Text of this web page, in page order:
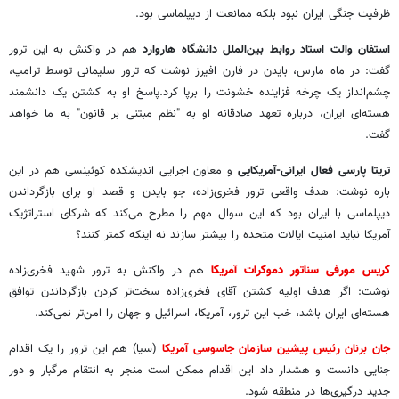
ظرفیت جنگی ایران نبود بلکه ممانعت از دیپلماسی بود.
استفان والت استاد روابط بین‌الملل دانشگاه هاروارد هم در واکنش به این ترور
گفت: در ماه مارس، بایدن در فارن افیرز نوشت که ترور سلیمانی توسط ترامپ،
چشم‌انداز یک چرخه فزاینده خشونت را برپا کرد.پاسخ او به کشتن یک دانشمند
هسته‌ای ایران، درباره تعهد صادقانه او به "نظم مبتنی بر قانون" به ما خواهد
گفت.
تریتا پارسی فعال ایرانی-آمریکاییو معاون اجرایی اندیشکده کوئینسی هم در این
باره نوشت: هدف واقعی ترور فخری‌زاده، جو بایدن و قصد او برای بازگرداندن
دیپلماسی با ایران بود که این سوال مهم را مطرح می‌کند که شرکای استراتژیک
آمریکا نباید امنیت ایالات متحده را بیشتر سازند نه اینکه کمتر کنند؟
کریس مورفی سناتور دموکرات آمریکا هم در واکنش به ترور شهید فخری‌زاده
نوشت: اگر هدف اولیه کشتن آقای فخری‌زاده سخت‌تر کردن بازگرداندن توافق
هسته‌ای ایران باشد، خب این ترور، آمریکا، اسرائیل و جهان را امن‌تر نمی‌کند.
جان برنان رئیس پیشین سازمان جاسوسی آمریکا (سیا) هم این ترور را یک اقدام
جنایی دانست و هشدار داد این اقدام ممکن است منجر به انتقام مرگبار و دور
جدید درگیری‌ها در منطقه شود.